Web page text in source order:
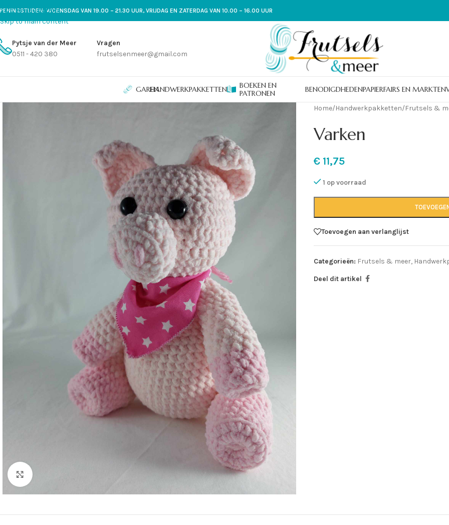
Skip to navigation
Skip to main content
WOENSDAG VAN 19.00 – 21.30 UUR, VRIJDAG EN ZATERDAG VAN 10.00 – 16.00 UUR
Pytsje van der Meer
0511 - 420 380
Vragen
frutselsenmeer@gmail.com
GARENHANDWERKPAKKETTEN
BOEKEN EN
PATRONEN
BENODIGDHEDENPAPIERFAIRS EN MARKTEN
Home/Handwerkpakketten/Frutsels &
Varken
€11,75
1 op voorraad
Toevoegen aan verlanglijst
Categorieën: Frutsels & meer,
Deel dit artikel